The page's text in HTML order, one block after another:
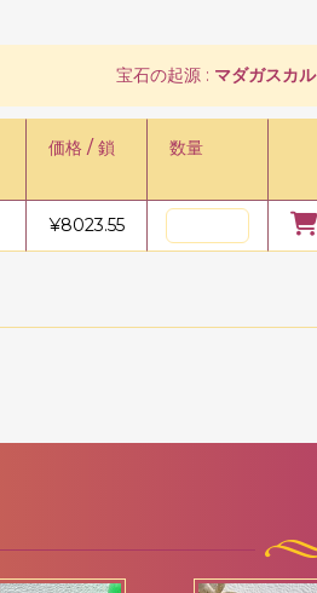
宝石の起源 : マダガスカル
価格 / 鎖 数量
¥8023.55